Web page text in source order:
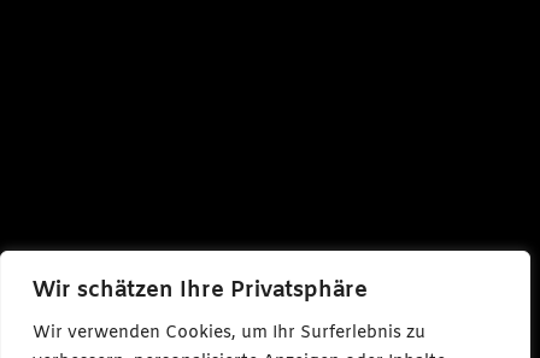
Wir schätzen Ihre Privatsphäre
Wir verwenden Cookies, um Ihr Surferlebnis zu